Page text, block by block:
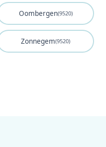
Oombergen(9520)
Zonnegem(9520)